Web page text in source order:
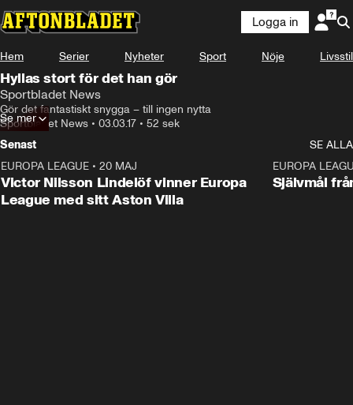
Logga in
Hem Serier Nyheter Sport Nöje Livsstil
Hyllas stort för det han gör
Sportbladet News
Gör det fantastiskt snygga – till ingen nytta
Sportbladet News • 03.03.17 • 52 sek
Se mer
Senast
SE ALLA
EUROPA LEAGUE • 20 MAJ
Victor Nilsson Lindelöf vinner Europa
League med sitt Aston Villa
EUROPA
Självmål